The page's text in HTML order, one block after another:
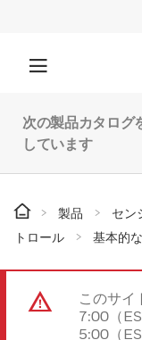
次の製品カタログ
しています
製品 セン
トロール
基本的
このサイ
7:00（
5:00（